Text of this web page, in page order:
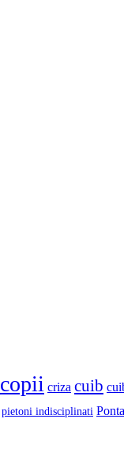
copii criza cuib
pietoni indisciplinati Ponta